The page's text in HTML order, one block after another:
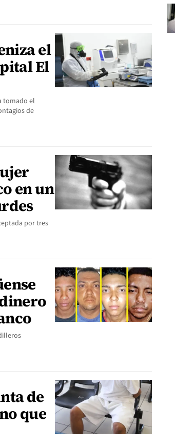
el
El
tomado el
de
en un
por tres
de
que